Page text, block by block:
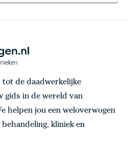
tot de daadwerkelijke
gids in de wereld van
helpen jou een weloverwogen
kliniek en